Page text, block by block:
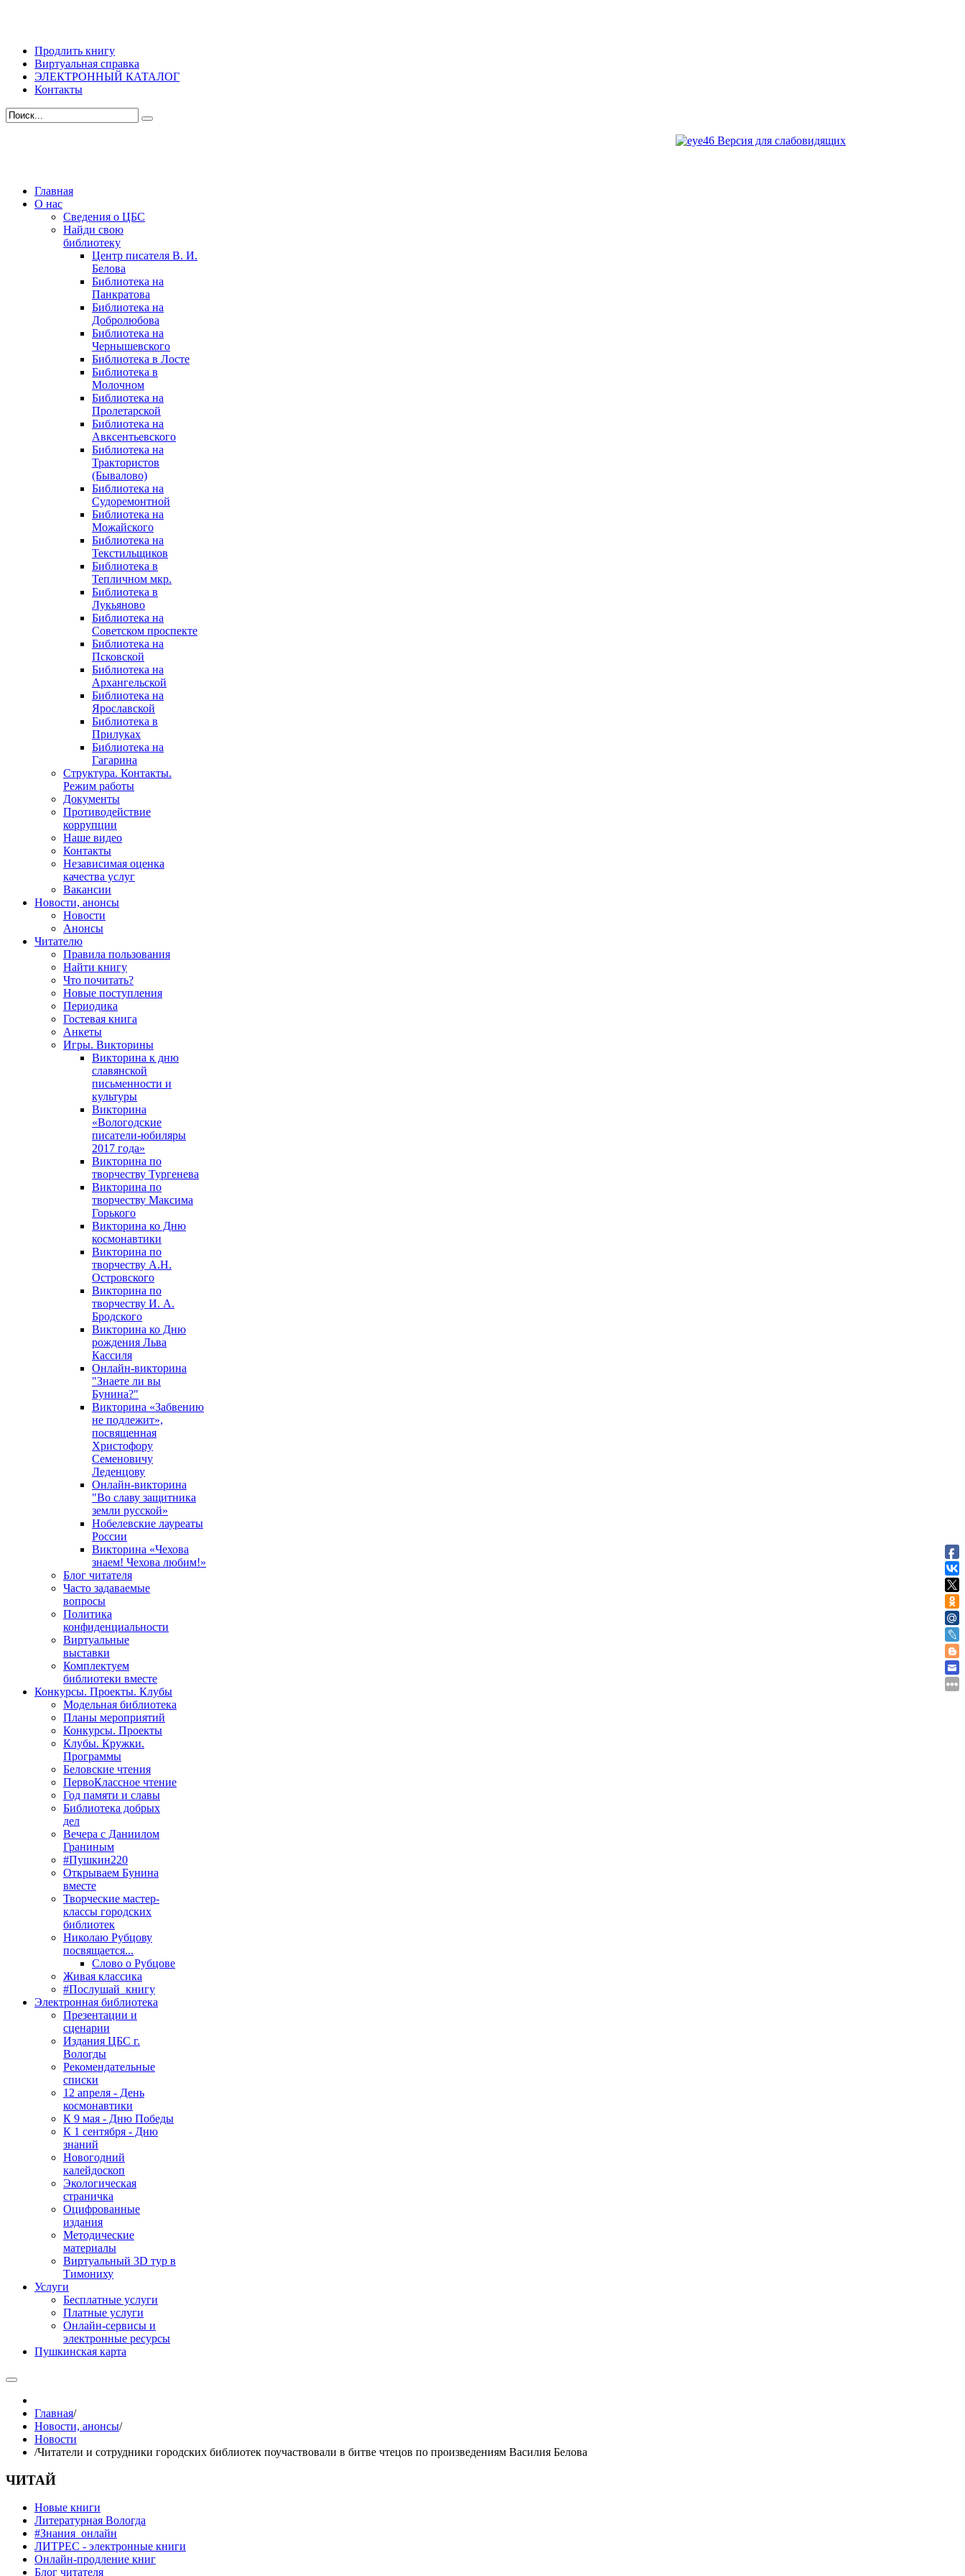
Продлить книгу
Виртуальная справка
ЭЛЕКТРОННЫЙ КАТАЛОГ
Контакты
Версия для слабовидящих
Главная
О нас
Сведения о ЦБС
Найди свою
библиотеку
Центр писателя В. И.
Белова
Библиотека на
Панкратова
Библиотека на
Добролюбова
Библиотека на
Чернышевского
Библиотека в Лосте
Библиотека в
Молочном
Библиотека на
Пролетарской
Библиотека на
Авксентьевского
Библиотека на
Трактористов
(Бывалово)
Библиотека на
Судоремонтной
Библиотека на
Можайского
Библиотека на
Текстильщиков
Библиотека в
Тепличном мкр.
Библиотека в
Лукьяново
Библиотека на
Советском проспекте
Библиотека на
Псковской
Библиотека на
Архангельской
Библиотека на
Ярославской
Библиотека в
Прилуках
Библиотека на
Гагарина
Структура. Контакты.
Режим работы
Документы
Противодействие
коррупции
Наше видео
Контакты
Независимая оценка
качества услуг
Вакансии
Новости, анонсы
Новости
Анонсы
Читателю
Правила пользования
Найти книгу
Что почитать?
Новые поступления
Периодика
Гостевая книга
Анкеты
Игры. Викторины
Викторина к дню
славянской
письменности и
культуры
Викторина
«Вологодские
писатели-юбиляры
2017 года»
Викторина по
творчеству Тургенева
Викторина по
творчеству Максима
Горького
Викторина ко Дню
космонавтики
Викторина по
творчеству А.Н.
Островского
Викторина по
творчеству И. А.
Бродского
Викторина ко Дню
рождения Льва
Кассиля
Онлайн-викторина
"Знаете ли вы
Бунина?"
Викторина «Забвению
не подлежит»,
посвященная
Христофору
Семеновичу
Леденцову
Онлайн-викторина
"Во славу защитника
земли русской»
Нобелевские лауреаты
России
Викторина «Чехова
знаем! Чехова любим!»
Блог читателя
Часто задаваемые
вопросы
Политика
конфиденциальности
Виртуальные
выставки
Комплектуем
библиотеки вместе
Конкурсы. Проекты. Клубы
Модельная библиотека
Планы мероприятий
Конкурсы. Проекты
Клубы. Кружки.
Программы
Беловские чтения
ПервоКлассное чтение
Год памяти и славы
Библиотека добрых
дел
Вечера с Даниилом
Граниным
#Пушкин220
Открываем Бунина
вместе
Творческие мастер-
классы городских
библиотек
Николаю Рубцову
посвящается...
Слово о Рубцове
Живая классика
#Послушай_книгу
Электронная библиотека
Презентации и
сценарии
Издания ЦБС г.
Вологды
Рекомендательные
списки
12 апреля - День
космонавтики
К 9 мая - Дню Победы
К 1 сентября - Дню
знаний
Новогодний
калейдоскоп
Экологическая
страничка
Оцифрованные
издания
Методические
материалы
Виртуальный 3D тур в
Тимониху
Услуги
Бесплатные услуги
Платные услуги
Онлайн-сервисы и
электронные ресурсы
Пушкинская карта
Главная/
Новости, анонсы/
Новости
/Читатели и сотрудники городских библиотек поучаствовали в битве чтецов по произведениям Василия Белова
ЧИТАЙ
Новые книги
Литературная Вологда
#Знания_онлайн
ЛИТРЕС - электронные книги
Онлайн-продление книг
Блог читателя